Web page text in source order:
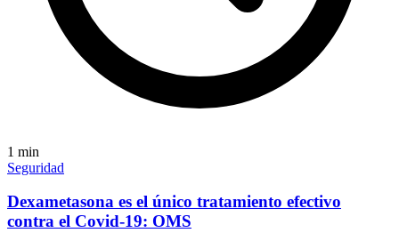
1 min
Seguridad
Dexametasona es el único tratamiento efectivo
contra el Covid-19: OMS